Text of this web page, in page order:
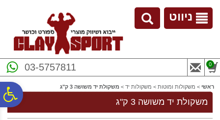
נגישות
ניווט
03-5757811 0
ראשי > משקולות ומוטות > משקולות יד > משקולת יד משושה 3 ק"ג
משקולת יד משושה 3 ק"ג